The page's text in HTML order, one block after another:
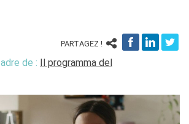
intensifs mensuels de
privés sur mesure
de préparation
DALF
su piattaforma
PARTAGEZ !
de : Il programma del